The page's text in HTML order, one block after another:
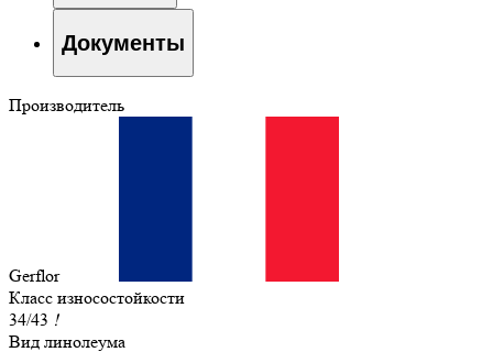
Документы
Производитель
Gerflor
Класс износостойкости
34/43 !
Вид линолеума